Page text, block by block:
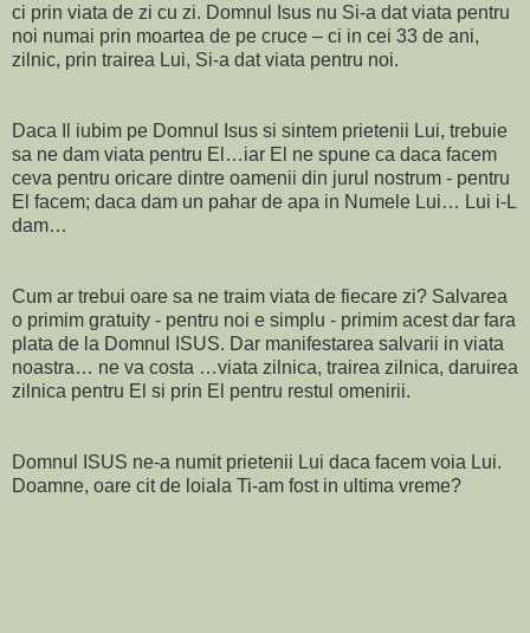
ci prin viata de zi cu zi. Domnul Isus nu Si-a dat viata pentru
noi numai prin moartea de pe cruce – ci in cei 33 de ani,
zilnic, prin trairea Lui, Si-a dat viata pentru noi.
Daca Il iubim pe Domnul Isus si sintem prietenii Lui, trebuie
sa ne dam viata pentru El…iar El ne spune ca daca facem
ceva pentru oricare dintre oamenii din jurul nostrum - pentru
El facem; daca dam un pahar de apa in Numele Lui… Lui i-L
dam…
Cum ar trebui oare sa ne traim viata de fiecare zi? Salvarea
o primim gratuity - pentru noi e simplu - primim acest dar fara
plata de la Domnul ISUS. Dar manifestarea salvarii in viata
noastra… ne va costa …viata zilnica, trairea zilnica, daruirea
zilnica pentru El si prin El pentru restul omenirii.
Domnul ISUS ne-a numit prietenii Lui daca facem voia Lui.
Doamne, oare cit de loiala Ti-am fost in ultima vreme?